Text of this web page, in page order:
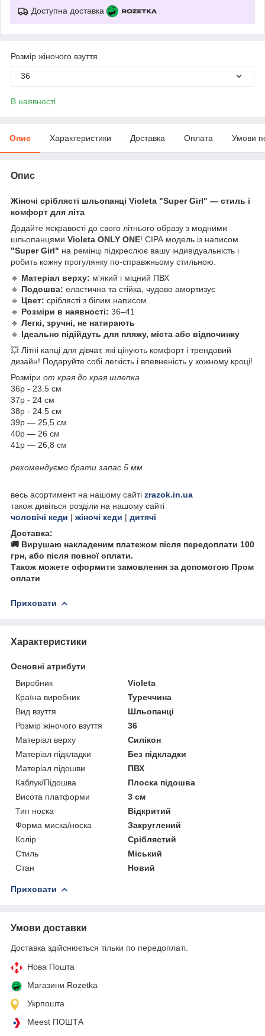
Доступна доставка
Розмір жіночого взуття
36
В наявності
Опис Характеристики Доставка Оплата Умови
Опис
Жіночі сріблясті шльопанці Violeta "Super Girl" — стиль і
комфорт для літа
Додайте яскравості до свого літнього образу з модними
шльопанцями Violeta ONLY ONE! СІРА модель із написом
"Super Girl" на ремінці підкреслює вашу індивідуальність і
робить кожну прогулянку по-справжньому стильною.
🔹 Матеріал верху: м'який і міцний ПВХ
🔹 Подошва: еластична та стійка, чудово амортизує
🔹 Цвет: сріблясті з білим написом
🔹 Розміри в наявності: 36–41
🔹 Легкі, зручні, не натирають
🔹 Ідеально підійдуть для пляжу, міста або відпочинку
💥 Літні капці для дівчат, які цінують комфорт і трендовий
дизайн! Подаруйте собі легкість і впевненість у кожному кроці!
Розміри от края до края шлепка
36р - 23.5 см
37р - 24 см
38р - 24.5 см
39р — 25,5 см
40р — 26 см
41р — 26,8 см
рекомендуємо брати запас 5 мм
весь асортимент на нашому сайті zrazok.in.ua
також дивіться розділи на нашому сайті
чоловічі кеди | жіночі кеди | дитячі
Доставка:
🚚 Вирушаю накладеним платежом після передоплати 100
грн, або після повної оплати.
Також можете оформити замовлення за допомогою Пром
оплати
Приховати
Характеристики
Основні атрибути
Виробник
Violeta
Країна виробник
Туреччина
Вид взуття
Шльопанці
Розмір жіночого взуття
36
Матеріал верху
Силікон
Матеріал підкладки
Без підкладки
Матеріал підошви
ПВХ
Каблук/Підошва
Плоска підошва
Висота платформи
3 см
Тип носка
Відкритий
Форма миска/носка
Закруглений
Колір
Сріблястий
Стиль
Міський
Стан
Новий
Приховати
Умови доставки
Доставка здійснюється тільки по передоплаті.
Нова Пошта
Магазини Rozetka
Укрпошта
Meest ПОШТА